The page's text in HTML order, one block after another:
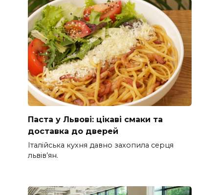
Паста у Львові: цікаві смаки та
доставка до дверей
Італійська кухня давно захопила серця
львів’ян.